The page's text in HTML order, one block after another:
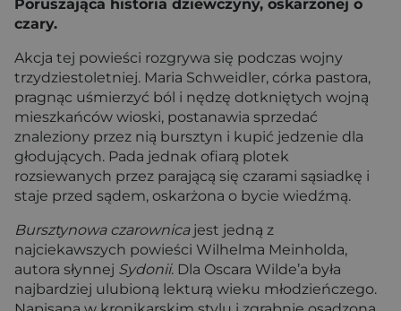
Poruszająca historia dziewczyny, oskarżonej o
czary.
Akcja tej powieści rozgrywa się podczas wojny
trzydziestoletniej. Maria Schweidler, córka pastora,
pragnąc uśmierzyć ból i nędzę dotkniętych wojną
mieszkańców wioski, postanawia sprzedać
znaleziony przez nią bursztyn i kupić jedzenie dla
głodujących. Pada jednak ofiarą plotek
rozsiewanych przez parającą się czarami sąsiadkę i
staje przed sądem, oskarżona o bycie wiedźmą.
Bursztynowa czarownicajest jedną z
najciekawszych powieści Wilhelma Meinholda,
autora słynnej Sydonii. Dla Oscara Wilde’a była
najbardziej ulubioną lekturą wieku młodzieńczego.